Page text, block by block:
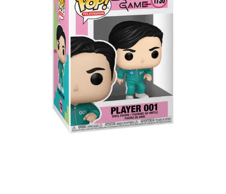
Accessoires
Board Games